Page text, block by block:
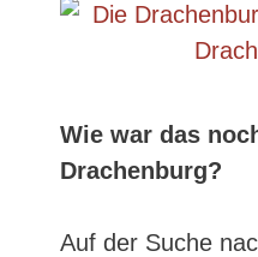
Wie war das
Drachenburg?
Auf der Suche